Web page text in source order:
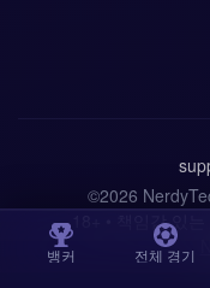
뱅커 전체 경기
18+ • 책임감 있
©2026